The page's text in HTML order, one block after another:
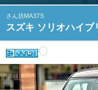
さん坊MA37S
スズキ ソリオハイ